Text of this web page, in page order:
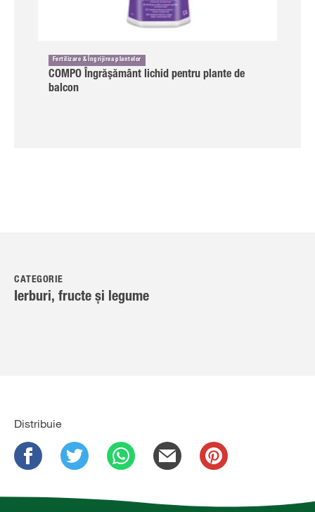
Fertilizare & Îngrijirea plantelor
COMPO Îngrăşământ lichid pentru plante de
balcon
CATEGORIE
Ierburi, fructe și legume
Distribuie